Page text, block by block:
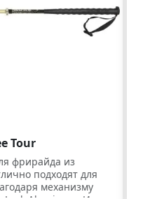
Tour
фрирайда из
подходят для
механизму